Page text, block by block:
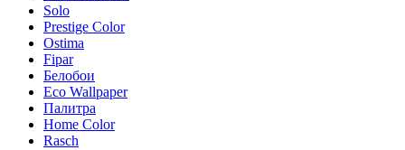
Solo
Prestige Color
Ostima
Fipar
Белобои
Eco Wallpaper
Палитра
Home Color
Rasch